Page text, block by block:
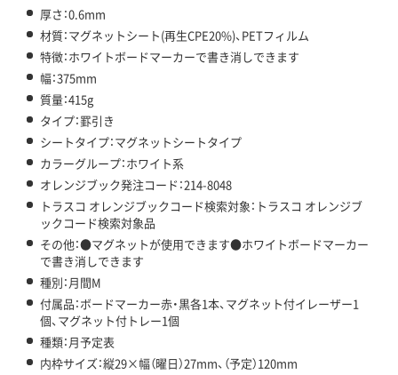
厚さ：0.6mm
材質：マグネットシート(再生CPE20%)、PETフィルム
特徴：ホワイトボードマーカーで書き消しできます
幅：375mm
質量：415g
タイプ：罫引き
シートタイプ：マグネットシートタイプ
カラーグループ：ホワイト系
オレンジブック発注コード：214-8048
トラスコ オレンジブックコード検索対象：トラスコ オレンジブ
ックコード検索対象品
その他：●マグネットが使用できます●ホワイトボードマーカー
で書き消しできます
種別：月間M
付属品：ボードマーカー赤・黒各1本、マグネット付イレーザー1
個、マグネット付トレー1個
種類：月予定表
内枠サイズ：縦29×幅（曜日）27mm、（予定）120mm